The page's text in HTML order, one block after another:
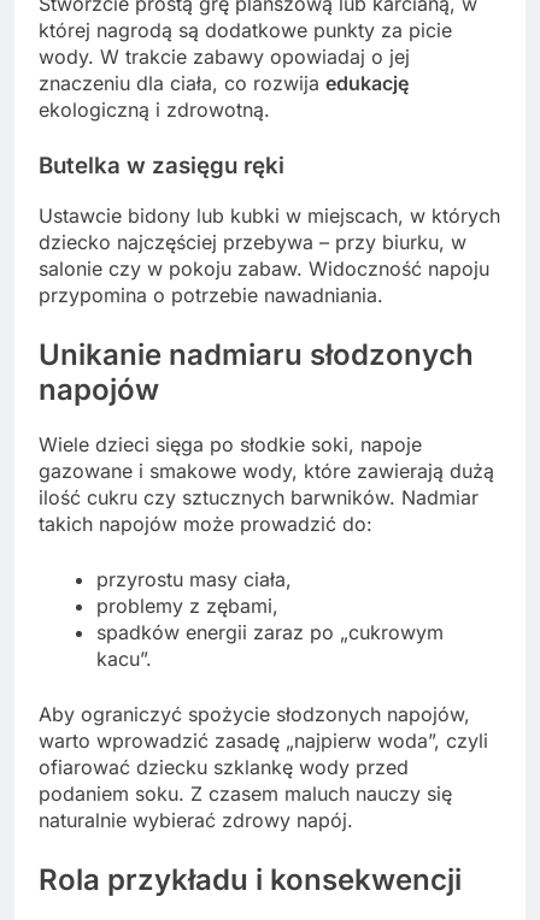
której nagrodą są dodatkowe punkty za picie
wody. W trakcie zabawy opowiadaj o jej
znaczeniu dla ciała, co rozwija edukację
ekologiczną i zdrowotną.
Butelka w zasięgu ręki
Ustawcie bidony lub kubki w miejscach, w których
dziecko najczęściej przebywa – przy biurku, w
salonie czy w pokoju zabaw. Widoczność napoju
przypomina o potrzebie nawadniania.
Unikanie nadmiaru słodzonych
napojów
Wiele dzieci sięga po słodkie soki, napoje
gazowane i smakowe wody, które zawierają dużą
ilość cukru czy sztucznych barwników. Nadmiar
takich napojów może prowadzić do:
przyrostu masy ciała,
problemy z zębami,
spadków energii zaraz po „cukrowym
kacu”.
Aby ograniczyć spożycie słodzonych napojów,
warto wprowadzić zasadę „najpierw woda”, czyli
ofiarować dziecku szklankę wody przed
podaniem soku. Z czasem maluch nauczy się
naturalnie wybierać zdrowy napój.
Rola przykładu i konsekwencji